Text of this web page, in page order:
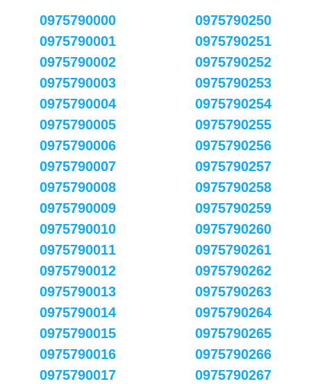
0975790000
0975790001
0975790002
0975790003
0975790004
0975790005
0975790006
0975790007
0975790008
0975790009
0975790010
0975790011
0975790012
0975790013
0975790014
0975790015
0975790016
0975790017
0975790250
0975790251
0975790252
0975790253
0975790254
0975790255
0975790256
0975790257
0975790258
0975790259
0975790260
0975790261
0975790262
0975790263
0975790264
0975790265
0975790266
0975790267